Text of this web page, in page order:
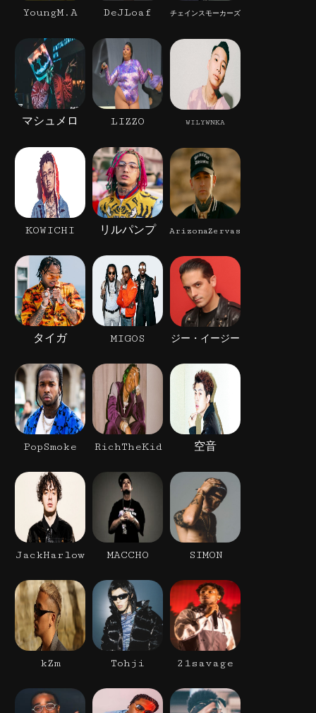
YoungM.A DeJLoaf チェインスモーカーズ
マシュメロ LIZZO WILYWNKA
KOWICHI リルパンプ ArizonaZervas
タイガ MIGOS ジー・イージー
PopSmoke RichTheKid 空音
JackHarlow MACCHO SIMON
kZm Tohji 21savage